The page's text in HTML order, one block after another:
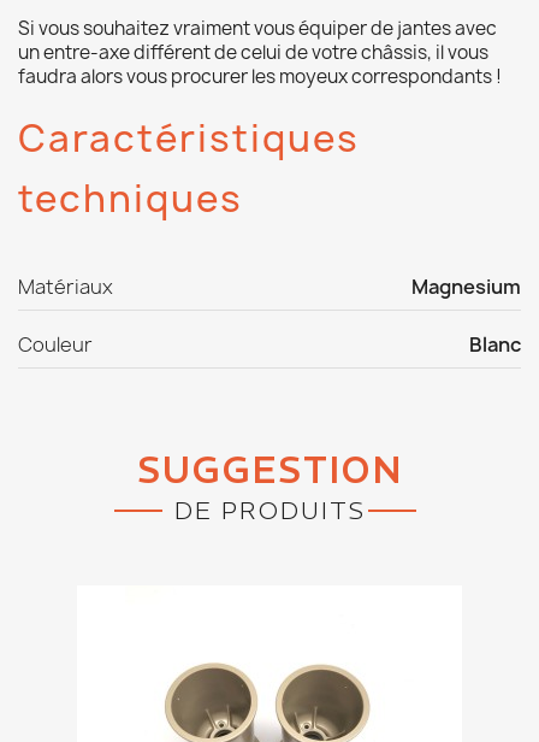
Si vous souhaitez vraiment vous équiper de jantes avec
un entre-axe différent de celui de votre châssis, il vous
faudra alors vous procurer les moyeux correspondants !
Caractéristiques
techniques
Matériaux Magnesium
Couleur Blanc
SUGGESTION
DE PRODUITS